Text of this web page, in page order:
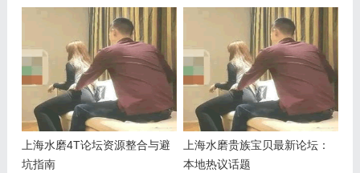
上海水磨4T论坛资源整合与避
坑指南
上海水磨贵族宝贝最新论坛：
本地热议话题